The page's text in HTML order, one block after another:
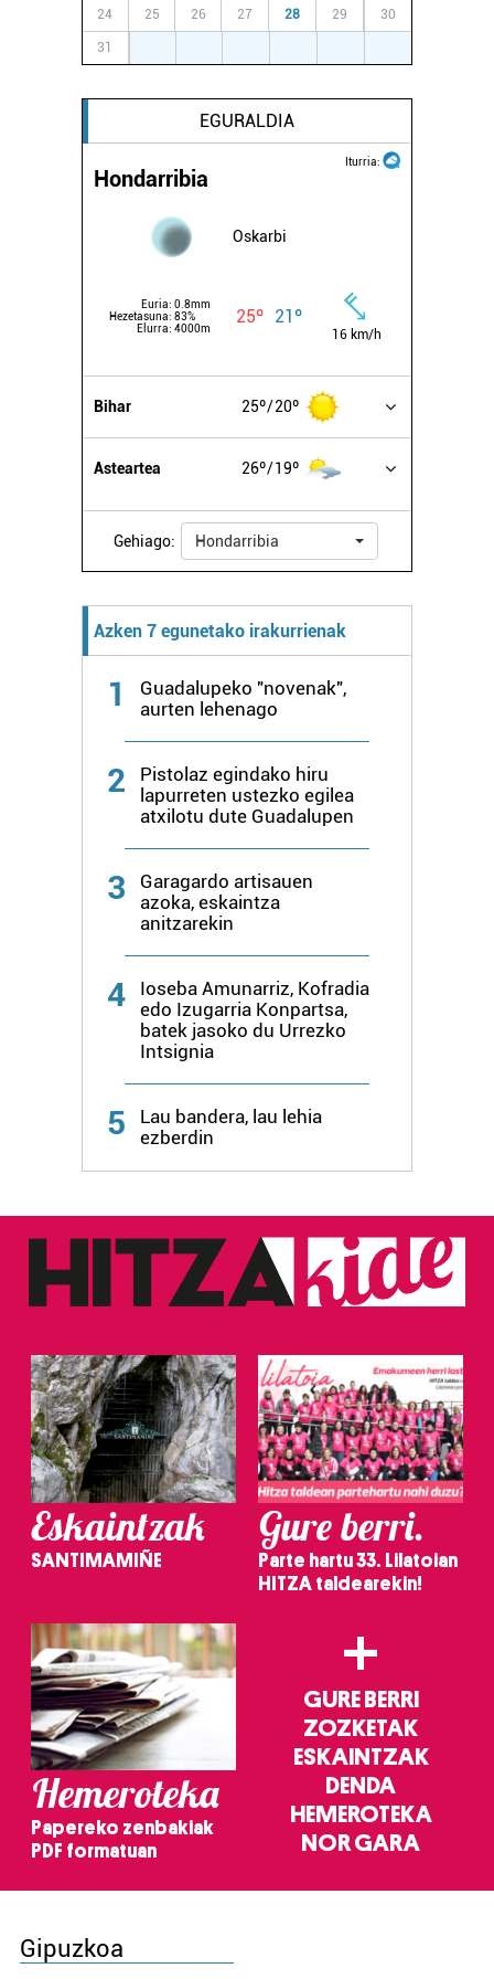
24 25 26 27 28 29 30
31
EGURALDIA
Iturria:
Hondarribia
Oskarbi
Euria: 0.8mm
Hezetasuna: 83%
Elurra: 4000m
25º 21º
16 km/h
Bihar 25º 20º
Asteartea 26º 19º
Gehiago: Hondarribia
Azken 7 egunetako irakurrienak
1
Guadalupeko "novenak",
aurten lehenago
2
Pistolaz egindako hiru
lapurreten ustezko egilea
atxilotu dute Guadalupen
3
Garagardo artisauen
azoka, eskaintza
anitzarekin
4
Ioseba Amunarriz, Kofradia
edo Izugarria Konpartsa,
batek jasoko du Urrezko
Intsignia
5
Lau bandera, lau lehia
ezberdin
Eskaintzak
SANTIMAMIÑE
Gure berri.
Parte hartu 33. Lilatoian
HITZA taldearekin!
Hemeroteka
Papereko zenbakiak
PDF formatuan
+
GURE BERRI
ZOZKETAK
ESKAINTZAK
DENDA
HEMEROTEKA
NOR GARA
Gipuzkoa